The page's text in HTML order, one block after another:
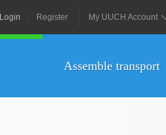
Login Register My UUCH Account
Assemble transport